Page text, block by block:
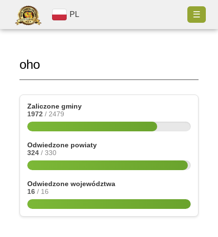
PL ☰
oho
Zaliczone gminy
1972 / 2479
Odwiedzone powiaty
324 / 330
Odwiedzone województwa
16 / 16